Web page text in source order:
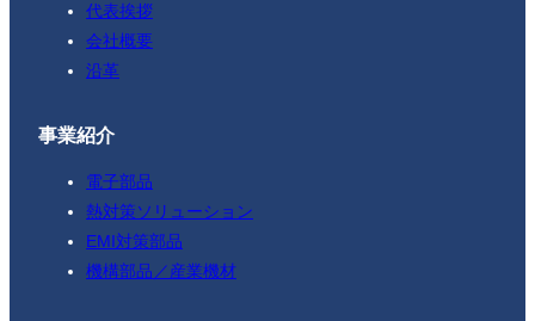
代表挨拶
会社概要
沿革
事業紹介
電子部品
熱対策ソリューション
EMI対策部品
機構部品／産業機材